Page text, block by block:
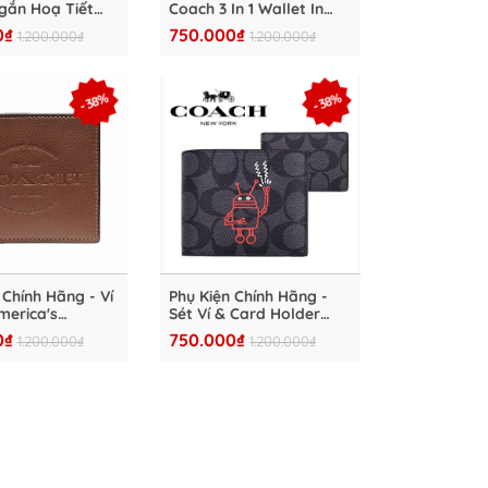
Hoạ Tiết
- VC32
1.200.000₫
Coach 3 In 1 Wallet In
Signature Canvas With
Camo Print And Coach
750.000₫ 1.200.000₫
- 38%
Hãng - Ví
1941 'Brown'
1.200.000₫
- 38%
Phụ Kiện Chính Hãng -
Sét Ví & Card Holder
Coach 2in1 Robot 'Black'
- VC28
750.000₫ 1.200.000₫